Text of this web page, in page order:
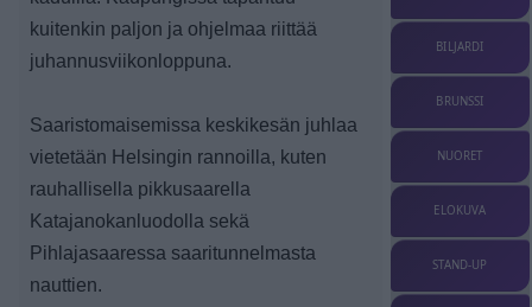
kuitenkin paljon ja ohjelmaa riittää
juhannusviikonloppuna.
Saaristomaisemissa keskikesän juhlaa
vietetään Helsingin rannoilla, kuten
rauhallisella pikkusaarella
Katajanokanluodolla sekä
Pihlajasaaressa saaritunnelmasta
nauttien.
BILJARDI
BRUNSSI
NUORET
ELOKUVA
STAND-UP